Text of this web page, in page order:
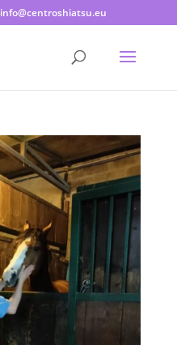
info@centroshiatsu.eu